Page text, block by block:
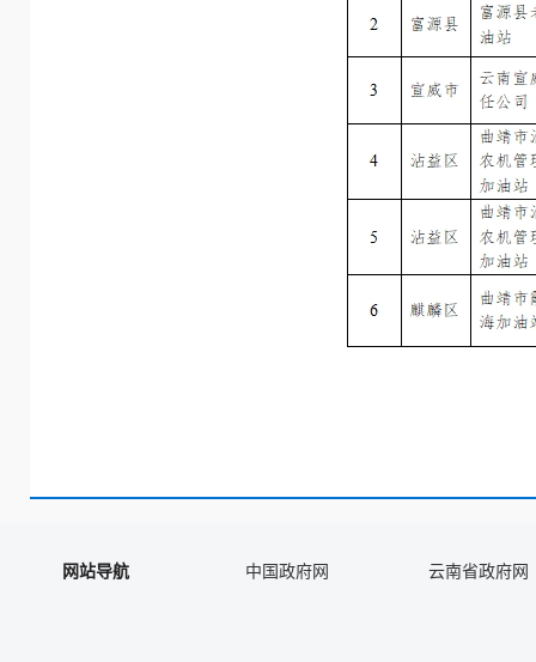
网站导航 中国政府网 云南省政府网